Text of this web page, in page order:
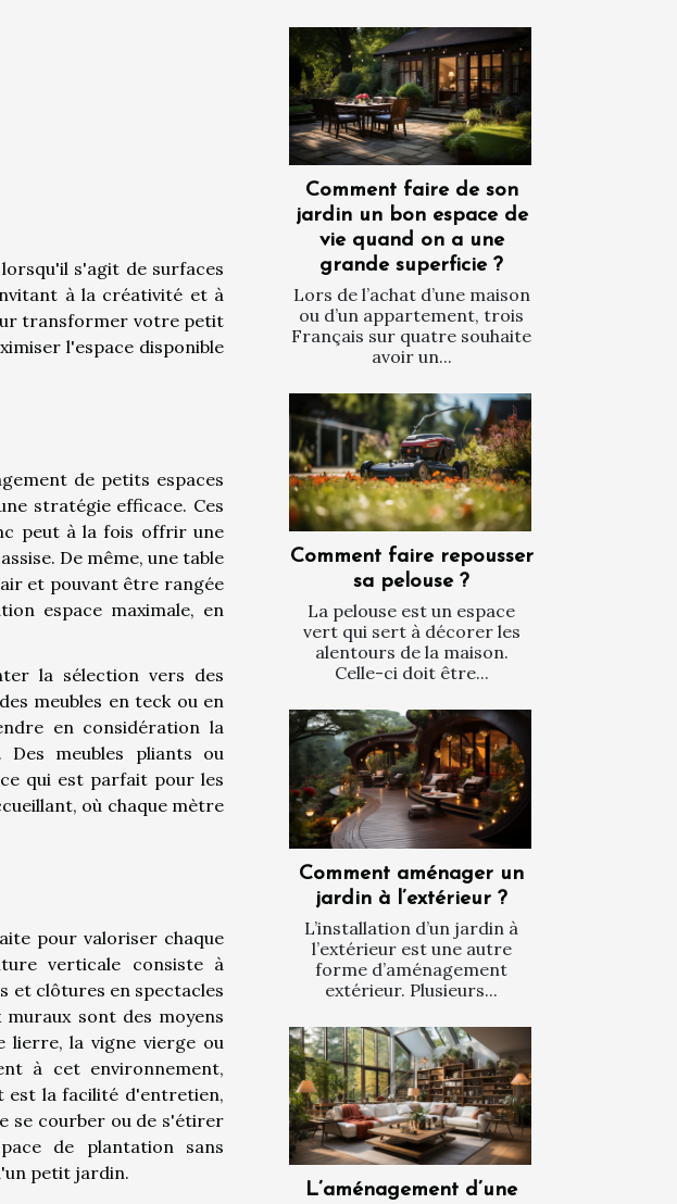
s'agit de surfaces
à la créativité et à
transformer votre petit
l'espace disponible
de petits espaces
stratégie efficace. Ces
peut à la fois offrir une
De même, une table
et pouvant être rangée
espace maximale, en
la sélection vers des
meubles en teck ou en
en considération la
Des meubles pliants ou
qui est parfait pour les
où chaque mètre
pour valoriser chaque
verticale consiste à
et clôtures en spectacles
sont des moyens
lierre, la vigne vierge ou
à cet environnement,
est la facilité d'entretien,
se courber ou de s'étirer
de plantation sans
petit jardin.
Comment faire de son
jardin un bon espace de
vie quand on a une
grande superficie ?
Lors de l’achat d’une maison
ou d’un appartement, trois
Français sur quatre souhaite
avoir un...
Comment faire repousser
sa pelouse ?
La pelouse est un espace
vert qui sert à décorer les
alentours de la maison.
Celle-ci doit être...
Comment aménager un
jardin à l’extérieur ?
L’installation d’un jardin à
l’extérieur est une autre
forme d’aménagement
extérieur. Plusieurs...
L’aménagement d’une